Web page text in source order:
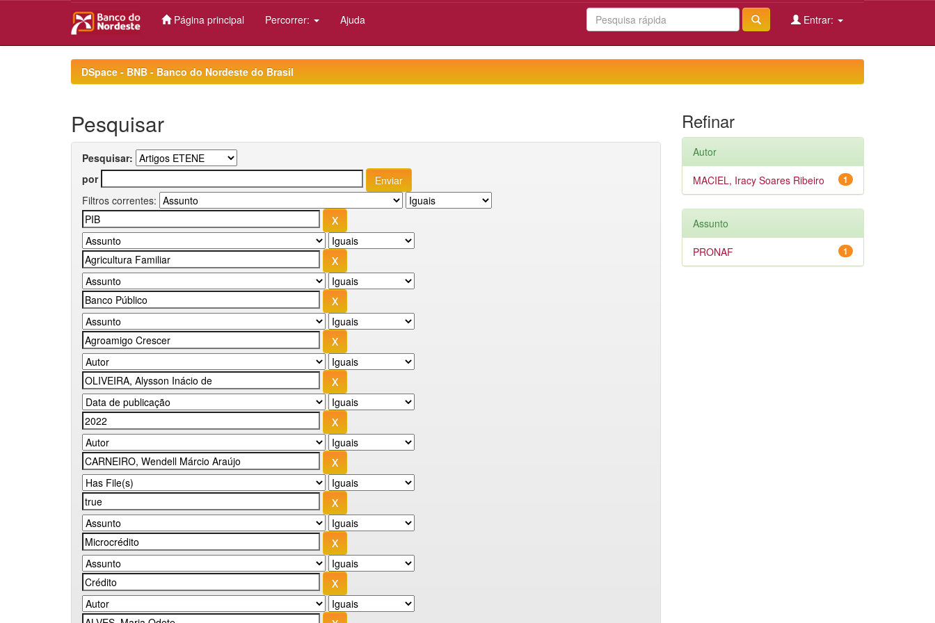
Página principal Percorrer: Ajuda Entrar:
DSpace - BNB - Banco do Nordeste do Brasil
Pesquisar
Pesquisar:
por
Filtros correntes:
Refinar
Autor
1
MACIEL, Iracy Soares Ribeiro
Assunto
1
PRONAF